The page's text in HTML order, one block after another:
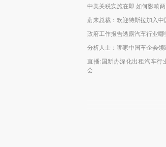
中美关税实施在即 如何影响
蔚来总裁：欢迎特斯拉加入
政府工作报告透露汽车行业哪
分析人士：哪家中国车企会领
直播:国新办深化出租汽车行
会